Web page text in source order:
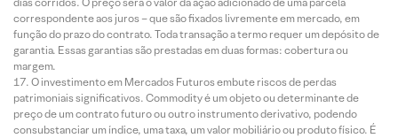
correspondente aos juros – que são fixados livremente em mercado, em
função do prazo do contrato. Toda transação a termo requer um depósito de
garantia. Essas garantias são prestadas em duas formas: cobertura ou
margem.
O investimento em Mercados Futuros embute riscos de perdas
patrimoniais significativos. Commodity é um objeto ou determinante de
preço de um contrato futuro ou outro instrumento derivativo, podendo
consubstanciar um índice, uma taxa, um valor mobiliário ou produto físico. É